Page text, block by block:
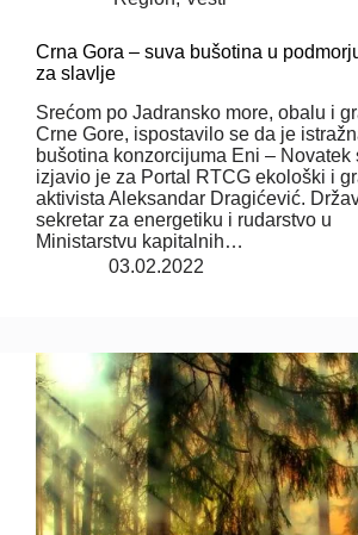
Crna Gora – suva bušotina u
za slavlje
Srećom po Jadransko more, obalu i
Crne Gore, ispostavilo se da je
bušotina konzorcijuma Eni – Novatek
izjavio je za Portal RTCG ekološki i
aktivista Aleksandar Dragićević.
sekretar za energetiku i rudarstvo u
Ministarstvu kapitalnih…
03.02.2022